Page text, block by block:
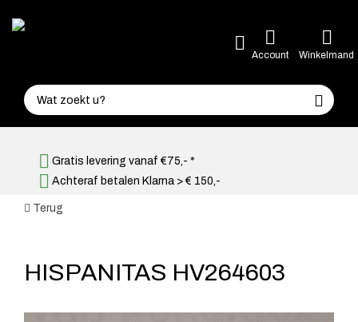
Account Winkelmand
Gratis levering vanaf €75,- *
Achteraf betalen Klarna > € 150,-
Terug
HISPANITAS HV264603